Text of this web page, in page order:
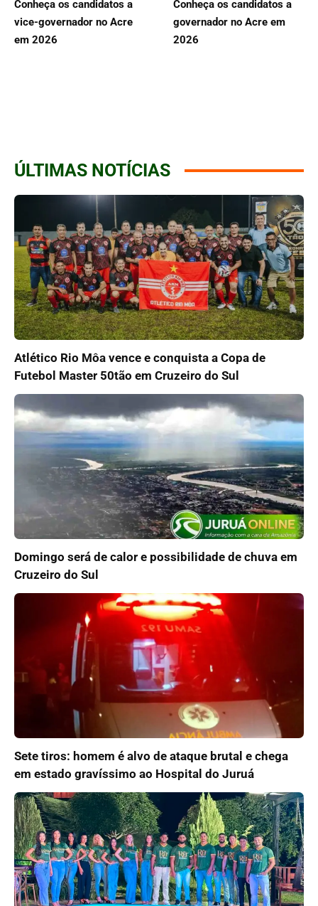
Conheça os candidatos a
vice-governador no Acre
em 2026
Conheça os candidatos a
governador no Acre em
2026
ÚLTIMAS NOTÍCIAS
Atlético Rio Môa vence e conquista a Copa de
Futebol Master 50tão em Cruzeiro do Sul
Domingo será de calor e possibilidade de chuva em
Cruzeiro do Sul
Sete tiros: homem é alvo de ataque brutal e chega
em estado gravíssimo ao Hospital do Juruá